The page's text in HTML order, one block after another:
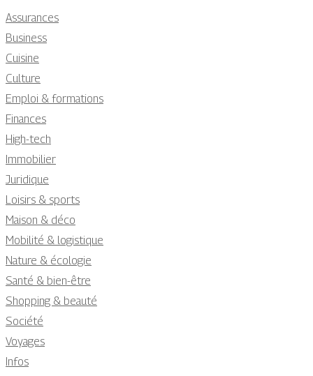
Assurances
Business
Cuisine
Culture
Emploi & formations
Finances
High-tech
Immobilier
Juridique
Loisirs & sports
Maison & déco
Mobilité & logistique
Nature & écologie
Santé & bien-être
Shopping & beauté
Société
Voyages
Infos